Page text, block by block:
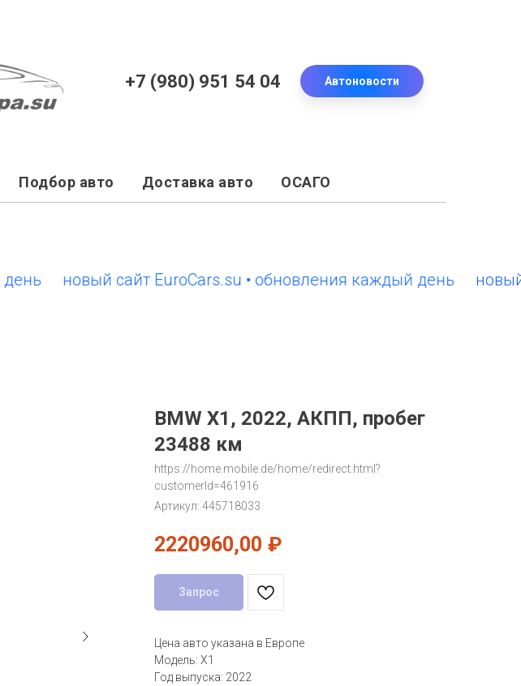
+7 (980) 951 54 04 Автоновости
Подбор авто Доставка авто ОСАГО
новый сайт EuroCars.su • обновления каждый день новый
BMW X1, 2022, АКПП, пробег
23488 км
https://home.mobile.de/home/redirect.html?
customerId=461916
Артикул: 445718033
2220960,00 ₽
Запрос
Цена авто указана в Европе
Модель: X1
Год выпуска: 2022